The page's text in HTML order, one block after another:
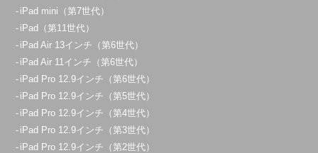
iPad mini（第7世代）
iPad（第11世代）
iPad Air 13インチ（第6世代）
iPad Air 11インチ（第6世代）
iPad Pro 12.9インチ（第6世代）
iPad Pro 12.9インチ（第5世代）
iPad Pro 12.9インチ（第4世代）
iPad Pro 12.9インチ（第3世代）
iPad Pro 12.9インチ（第2世代）